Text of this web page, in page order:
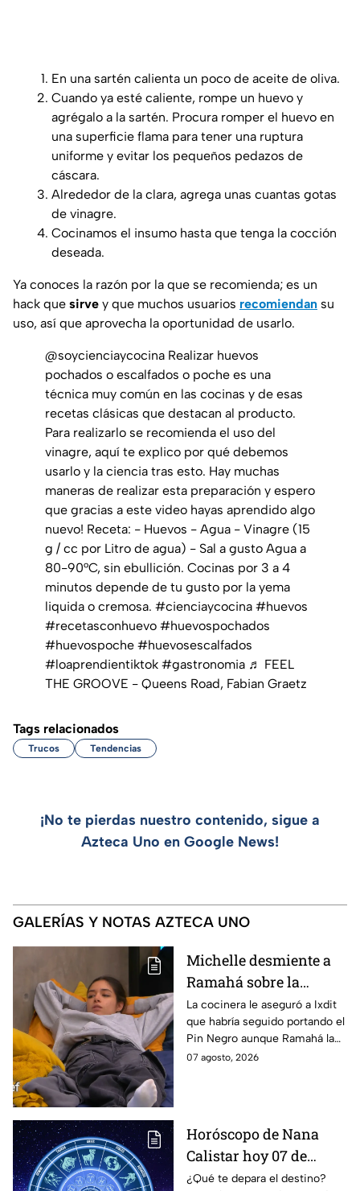
En una sartén calienta un poco de aceite de oliva.
Cuando ya esté caliente, rompe un huevo y
agrégalo a la sartén. Procura romper el huevo en
una superficie flama para tener una ruptura
uniforme y evitar los pequeños pedazos de
cáscara.
Alrededor de la clara, agrega unas cuantas gotas
de vinagre.
Cocinamos el insumo hasta que tenga la cocción
deseada.
Ya conoces la razón por la que se recomienda; es un
hack que sirve y que muchos usuarios recomiendan su
uso, así que aprovecha la oportunidad de usarlo.
@soycienciaycocina Realizar huevos
pochados o escalfados o poche es una
técnica muy común en las cocinas y de esas
recetas clásicas que destacan al producto.
Para realizarlo se recomienda el uso del
vinagre, aquí te explico por qué debemos
usarlo y la ciencia tras esto. Hay muchas
maneras de realizar esta preparación y espero
que gracias a este video hayas aprendido algo
nuevo! Receta: - Huevos - Agua - Vinagre (15
g / cc por Litro de agua) - Sal a gusto Agua a
80-90°C, sin ebullición. Cocinas por 3 a 4
minutos depende de tu gusto por la yema
liquida o cremosa. #cienciaycocina #huevos
#recetasconhuevo #huevospochados
#huevospoche #huevosescalfados
#loaprendientiktok #gastronomia ♬ FEEL
THE GROOVE - Queens Road, Fabian Graetz
Tags relacionados
Trucos Tendencias
¡No te pierdas nuestro contenido, sigue a
Azteca Uno en Google News!
GALERÍAS Y NOTAS AZTECA UNO
Michelle desmiente a
Ramahá sobre la
designación del Pin
Negro a un integrante
de las "Divas" en
MasterChef 24/7
La cocinera le aseguró a Ixdit
que habría seguido portando el
Pin Negro aunque Ramahá la
hubiera subido al balcón
07 agosto, 2026
Horóscopo de Nana
Calistar hoy 07 de
agosto; estos signos
¿Qué te depara el destino?